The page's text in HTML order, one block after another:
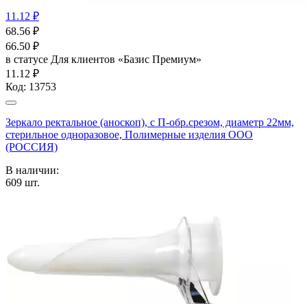
11.12 ₽
68.56 ₽
66.50 ₽
в статусе Для клиентов «Базис Премиум»
11.12 ₽
Код: 13753
Зеркало ректальное (аноскоп), с П-обр.срезом, диаметр 22мм,
стерильное одноразовое, Полимерные изделия OOO
(РОССИЯ)
В наличии:
609 шт.